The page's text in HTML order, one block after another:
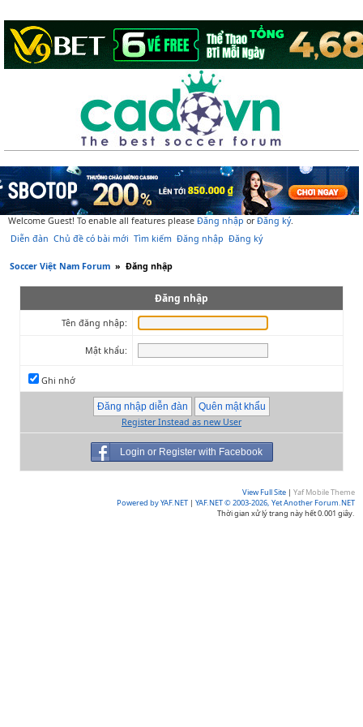
Welcome Guest! To enable all features please Đăng nhập orĐăng ký.
Diễn đàn Chủ đề có bài mới Tìm kiếm Đăng nhập Đăng ký
Soccer Việt Nam Forum » Đăng nhập
Đăng nhập
Tên đăng nhập:
Mật khẩu:
Ghi nhớ
Register Instead as new User
Login or Register with Facebook
View Full Site | Yaf Mobile Theme
Powered by YAF.NET | YAF.NET © 2003-2026, Yet Another Forum.NET
Thời gian xử lý trang này hết 0.001 giây.